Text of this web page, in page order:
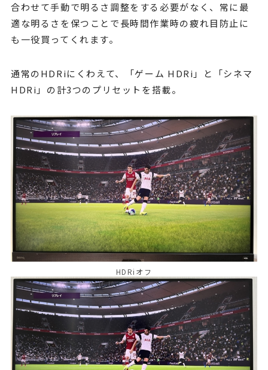
合わせて手動で明るさ調整をする必要がなく、常に最
適な明るさを保つことで長時間作業時の疲れ目防止に
も一役買ってくれます。
通常のHDRiにくわえて、「ゲーム HDRi」と「シネマ
HDRi」の計3つのプリセットを搭載。
HDRiオフ